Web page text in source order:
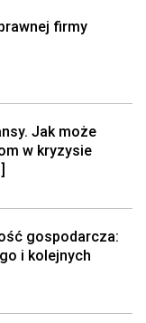
firmy
Jak może
w kryzysie
gospodarcza:
i kolejnych